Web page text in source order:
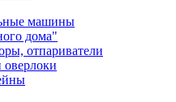
машины
дома"
отпариватели